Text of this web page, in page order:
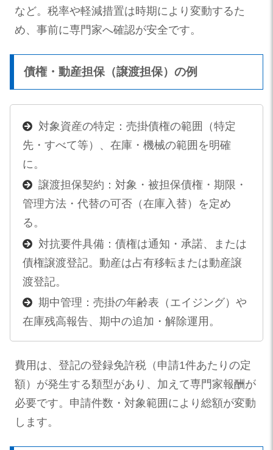
など。税率や軽減措置は時期により変動するた
め、事前に専門家へ確認が安全です。
債権・動産担保（譲渡担保）の例
対象資産の特定：売掛債権の範囲（特定
先・すべて等）、在庫・機械の範囲を明確
に。
譲渡担保契約：対象・被担保債権・期限・
管理方法・代替の可否（在庫入替）を定め
る。
対抗要件具備：債権は通知・承諾、または
債権譲渡登記。動産は占有移転または動産譲
渡登記。
期中管理：売掛の年齢表（エイジング）や
在庫残高報告、期中の追加・解除運用。
費用は、登記の登録免許税（申請1件あたりの定
額）が発生する類型があり、加えて専門家報酬が
必要です。申請件数・対象範囲により総額が変動
します。